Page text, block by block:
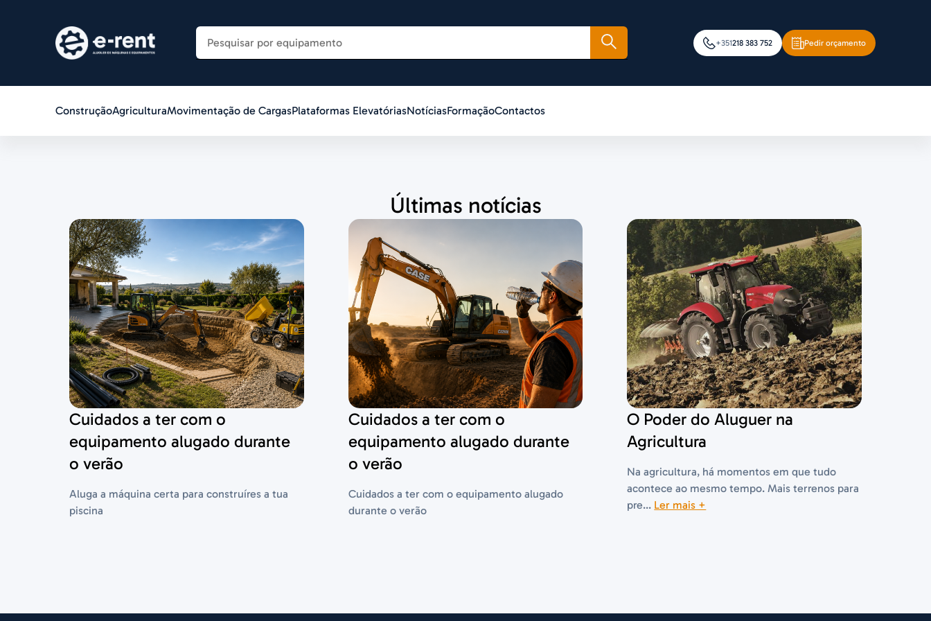
+351218 383 752 Pedir orçamento
ConstruçãoAgriculturaMovimentação de CargasPlataformas ElevatóriasNotíciasFormaçãoContactos
Últimas notícias
Cuidados a ter com o
equipamento alugado durante
o verão
Aluga a máquina certa para construíres a tua
piscina
Cuidados a ter com o
equipamento alugado durante
o verão
Cuidados a ter com o equipamento alugado
durante o verão
O Poder do Aluguer na
Agricultura
Na agricultura, há momentos em que tudo
acontece ao mesmo tempo. Mais terrenos para
pre... Ler mais +